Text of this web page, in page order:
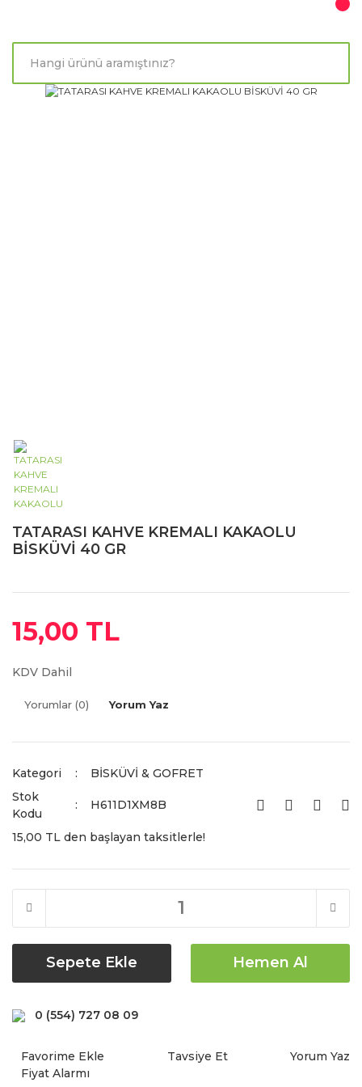
TATARASI KAHVE KREMALI KAKAOLU
BİSKÜVİ 40 GR
15,00 TL
KDV Dahil
Yorumlar (0) Yorum Yaz
Kategori
BİSKÜVİ & GOFRET
Stok
Kodu
H611D1XM8B
15,00 TL den başlayan taksitlerle!
Sepete Ekle Hemen Al
0 (554) 727 08 09
Tavsiye Et
Yorum Yaz
Fiyat Alarmı